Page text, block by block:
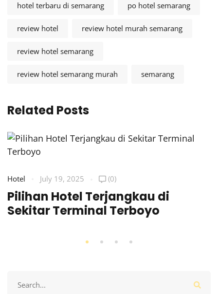
hotel terbaru di semarang po hotel semarang
review hotel review hotel murah semarang
review hotel semarang
review hotel semarang murah semarang
Related Posts
Hotel July 19, 2025 (0)
Pilihan Hotel Terjangkau di
Sekitar Terminal Terboyo
for: